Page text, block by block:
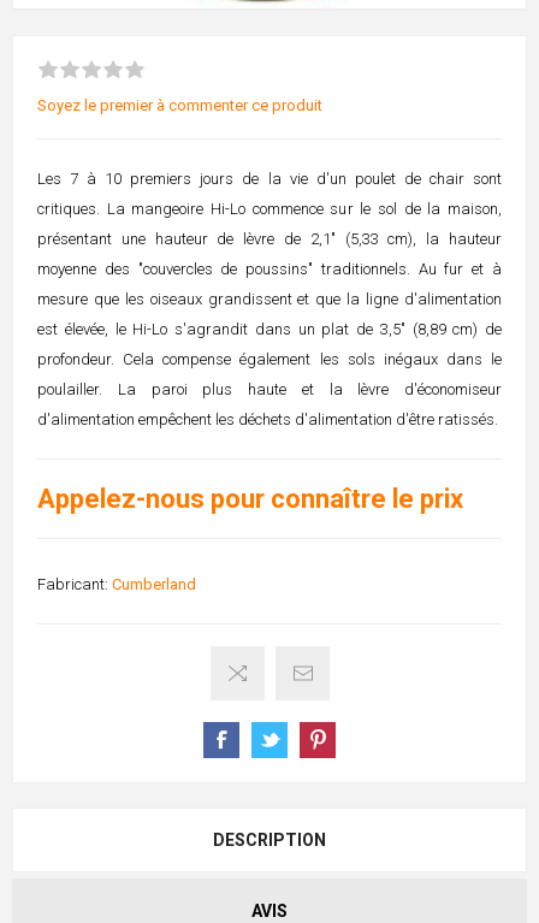
Soyez le premier à commenter ce produit
Les 7 à 10 premiers jours de la vie d'un poulet de chair sont
critiques. La mangeoire Hi-Lo commence sur le sol de la maison,
présentant une hauteur de lèvre de 2,1" (5,33 cm), la hauteur
moyenne des "couvercles de poussins" traditionnels. Au fur et à
mesure que les oiseaux grandissent et que la ligne d'alimentation
est élevée, le Hi-Lo s'agrandit dans un plat de 3,5" (8,89 cm) de
profondeur. Cela compense également les sols inégaux dans le
poulailler. La paroi plus haute et la lèvre d'économiseur
d'alimentation empêchent les déchets d'alimentation d'être ratissés.
Appelez-nous pour connaître le prix
Fabricant: Cumberland
DESCRIPTION
AVIS